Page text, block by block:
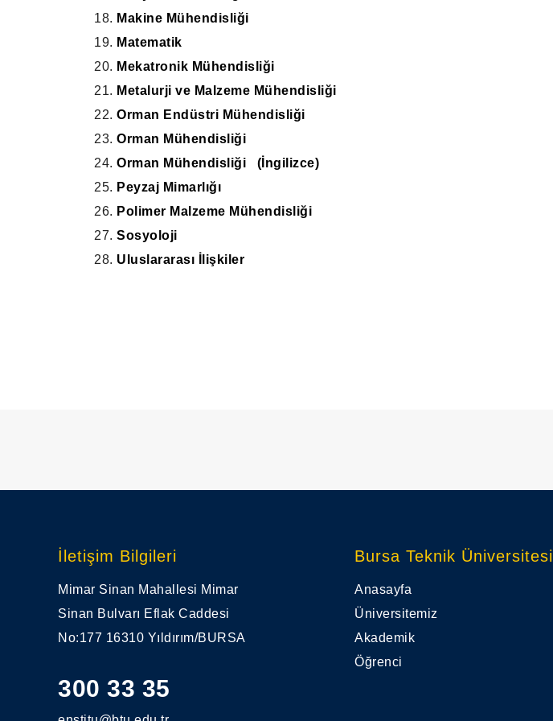
18. Makine Mühendisliği
19. Matematik
20. Mekatronik Mühendisliği
21. Metalurji ve Malzeme Mühendisliği
22. Orman Endüstri Mühendisliği
23. Orman Mühendisliği
24. Orman Mühendisliği (İngilizce)
25. Peyzaj Mimarlığı
26. Polimer Malzeme Mühendisliği
27. Sosyoloji
28. Uluslararası İlişkiler
İletişim Bilgileri
Mimar Sinan Mahallesi Mimar
Sinan Bulvarı Eflak Caddesi
No:177 16310 Yıldırım/BURSA
300 33 35
Bursa Teknik Üniversitesi
Anasayfa
Üniversitemiz
Akademik
Öğrenci